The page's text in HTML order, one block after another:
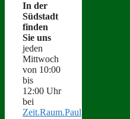
In der
Süd­stadt
find­en
Sie uns
jeden
Mittwoch
von 10:00
bis
12:00 Uhr
bei
Zeit.Raum.Paul